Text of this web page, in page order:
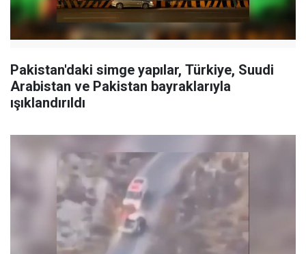
Pakistan'daki simge yapılar, Türkiye, Suudi
Arabistan ve Pakistan bayraklarıyla
ışıklandırıldı